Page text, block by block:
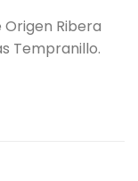
Ribera
Tempranillo.